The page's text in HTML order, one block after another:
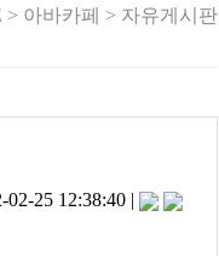
> 아바카페 > 자유게시판
25 12:38:40 |